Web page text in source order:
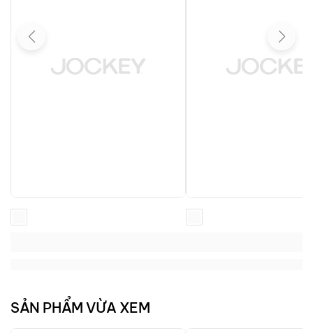
SẢN PHẨM VỪA XEM